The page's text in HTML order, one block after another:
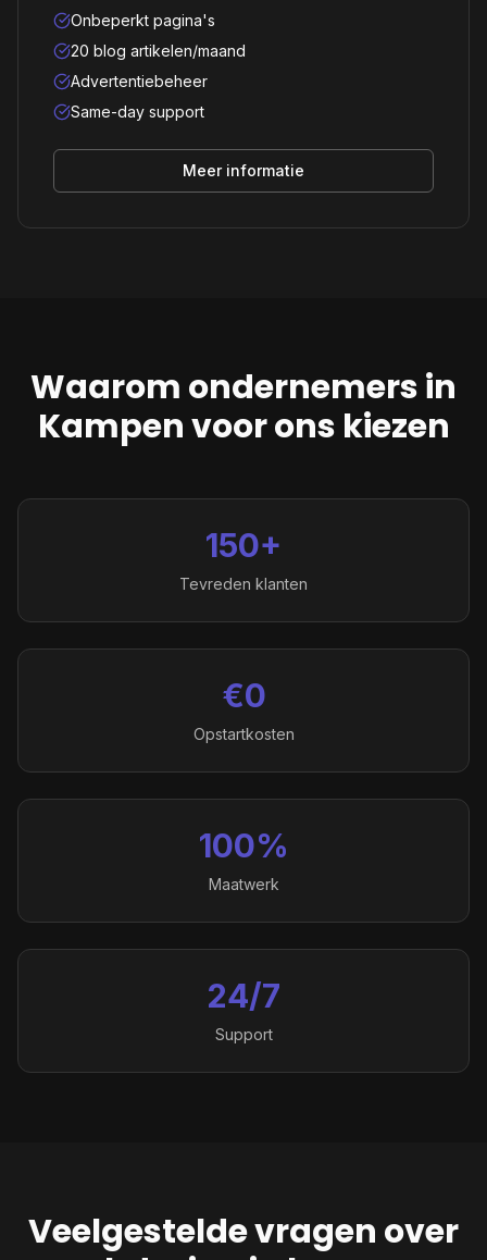
Onbeperkt pagina's
20 blog artikelen/maand
Advertentiebeheer
Same-day support
Meer informatie
Waarom ondernemers in
Kampenvoor ons kiezen
150+
Tevreden klanten
€0
Opstartkosten
100%
Maatwerk
24/7
Support
Veelgestelde vragen over